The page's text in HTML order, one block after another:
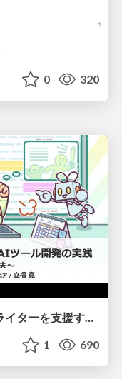
0 320
【CEDEC2026】ゲームシナリオライターを支援するAIツール開発の実践 ― 設計とプロンプトの工夫 ―
1 690